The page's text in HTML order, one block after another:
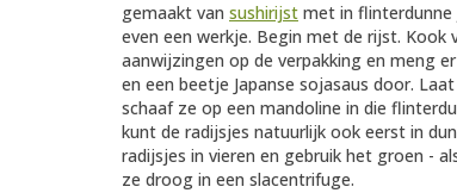
gemaakt van sushirijst met in flinterdunne
even een werkje. Begin met de rijst.
aanwijzingen op de verpakking en meng
en een beetje Japanse sojasaus door.
schaaf ze op een mandoline in die
kunt de radijsjes natuurlijk ook eerst in
radijsjes in vieren en gebruik het groen -
ze droog in een slacentrifuge.